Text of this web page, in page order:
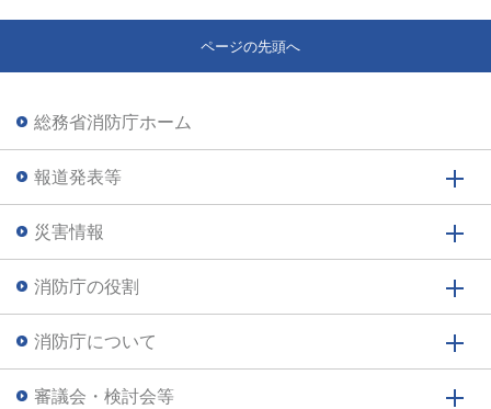
ページの先頭へ
総務省消防庁ホーム
報道発表等
災害情報
消防庁の役割
消防庁について
審議会・検討会等